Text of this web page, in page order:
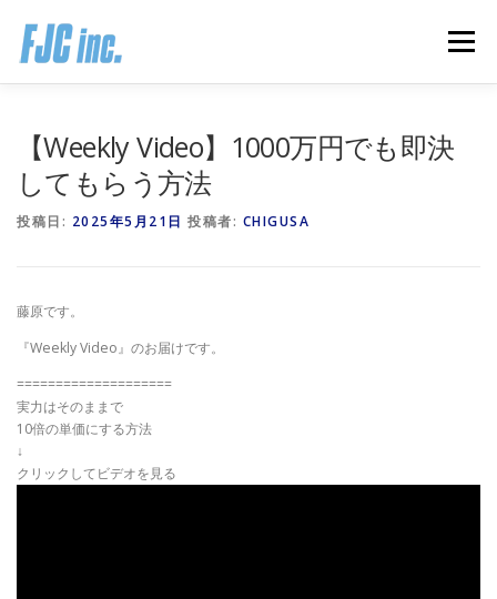
メニュー
【Weekly Video】1000万円でも即決
してもらう方法
投稿日: 2025年5月21日 投稿者: CHIGUSA
藤原です。
『Weekly Video』のお届けです。
====================
実力はそのままで
10倍の単価にする方法
↓
クリックしてビデオを見る